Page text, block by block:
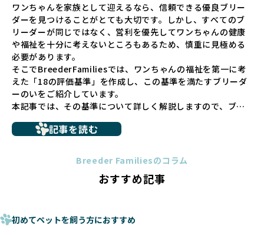
長するための環境が十分に整っていない場合が多く、販売ま
での間に過密な環境や長距離移動のストレスを受けることが
少なくありません。このような環境は、健康リスクや社会性
の問題につながりやすく、ワンちゃんにとっても望ましいと
は言えません。
こうした背景から、BreederFamiliesはペットショップを介
さない直接販売を採用するとともに、ペットオークションや
ペットショップを利用するブリーダーの掲載も行ってしませ
ん。
ペットショップを避けた方がいい理由の詳細はこちら
法令レベルの最低基準にとどまっていることが問題です。こ
ものに過ぎず、ワンちゃんの心身の福祉やブリーダーの責任
少なくなく、消費者にとって選択の判断が難しい現状があり
ワンちゃんを家族として迎えるなら、信頼できる優良ブリー
ダーを見つけることがとても大切です。しかし、すべてのブ
リーダーが同じではなく、営利を優先してワンちゃんの健康
や福祉を十分に考えないところもあるため、慎重に見極める
必要があります。
そこでBreederFamiliesでは、ワンちゃんの福祉を第一に考
えた「18の評価基準」を作成し、この基準を満たすブリーダ
ーのいをご紹介しています。
本記事では、その基準について詳しく解説しますので、ブリ
に断尾（しっぽを切る）や断耳（耳を切る）が行われている
ことがあります。
これは痛みを伴う処置で、ワンちゃんの身体的な負担が大き
手段でもあるため、切断されることで他の犬や人間との意思
記事を読む
Breeder Familiesのコラム
おすすめ記事
初めてペットを飼う方におすすめ